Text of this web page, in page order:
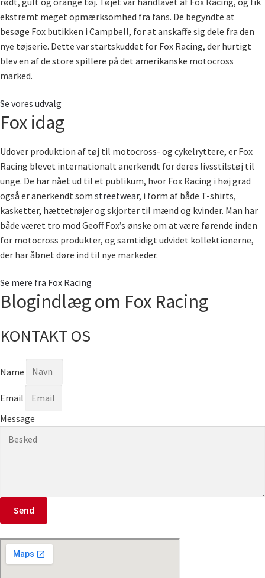
ekstremt meget opmærksomhed fra fans. De begyndte at
besøge Fox butikken i Campbell, for at anskaffe sig dele fra den
nye tøjserie. Dette var startskuddet for Fox Racing, der hurtigt
blev en af de store spillere på det amerikanske motocross
marked.
Se vores udvalg
Fox idag
Udover produktion af tøj til motocross- og cykelryttere, er Fox
Racing blevet internationalt anerkendt for deres livsstilstøj til
unge. De har nået ud til et publikum, hvor Fox Racing i høj grad
også er anerkendt som streetwear, i form af både T-shirts,
kasketter, hættetrøjer og skjorter til mænd og kvinder. Man har
både været tro mod Geoff Fox’s ønske om at være førende inden
for motocross produkter, og samtidigt udvidet kollektionerne,
der har åbnet døre ind til nye markeder.
Se mere fra Fox Racing
Blogindlæg om Fox Racing
KONTAKT OS
Name
Email
Message
Send